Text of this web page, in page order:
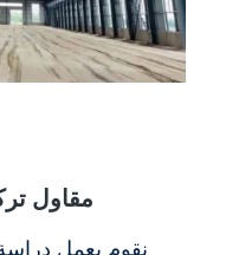
مقاول
نقوم بعمل